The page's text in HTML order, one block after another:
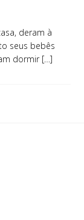
deram à
seus bebês
dormir […]